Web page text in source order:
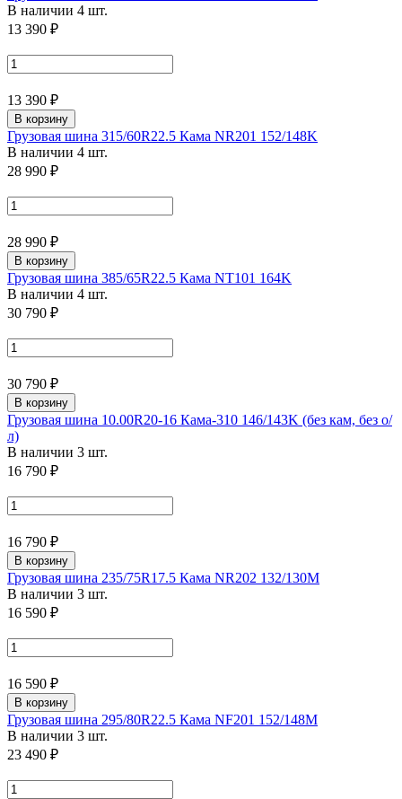
В наличии 4 шт.
13 390 ₽
13 390 ₽
В корзину
Грузовая шина 315/60R22.5 Кама NR201 152/148K
В наличии 4 шт.
28 990 ₽
28 990 ₽
В корзину
Грузовая шина 385/65R22.5 Кама NT101 164K
В наличии 4 шт.
30 790 ₽
30 790 ₽
В корзину
Грузовая шина 10.00R20-16 Кама-310 146/143K (без кам, без о/
л)
В наличии 3 шт.
16 790 ₽
16 790 ₽
В корзину
Грузовая шина 235/75R17.5 Кама NR202 132/130M
В наличии 3 шт.
16 590 ₽
16 590 ₽
В корзину
Грузовая шина 295/80R22.5 Кама NF201 152/148M
В наличии 3 шт.
23 490 ₽